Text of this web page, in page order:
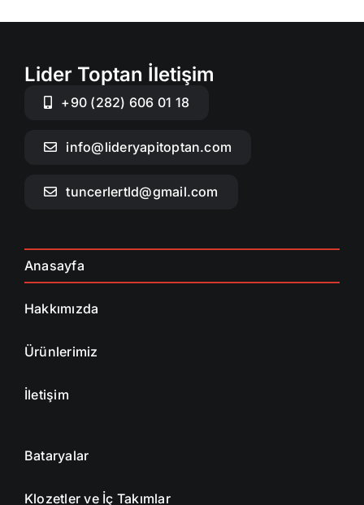
Lider Toptan İletişim
+90 (282) 606 01 18
info@lideryapitoptan.com
tuncerlertld@gmail.com
Anasayfa
Hakkımızda
Ürünlerimiz
İletişim
Bataryalar
Klozetler ve İç Takımlar